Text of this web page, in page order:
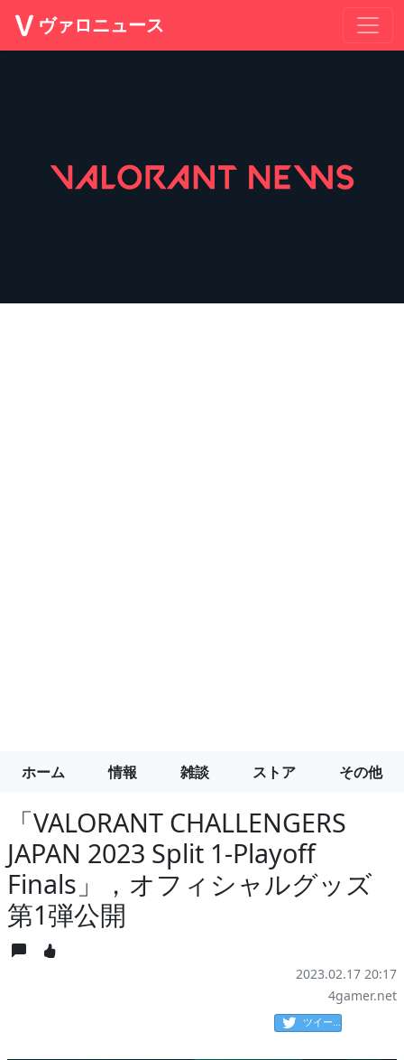
ヴァロニュース
ホーム 情報 雑談 ストア その他
「VALORANT CHALLENGERS
JAPAN 2023 Split 1-Playoff
Finals」，オフィシャルグッズ
第1弾公開
2023.02.17 20:17
4gamer.net
ツイート